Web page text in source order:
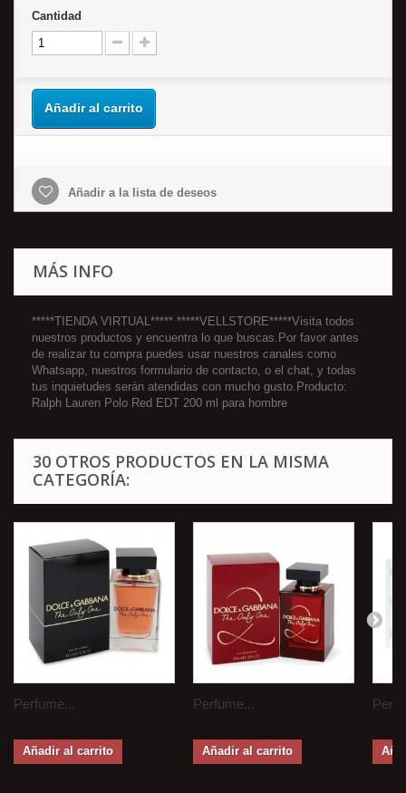
Cantidad
Añadir al carrito
Añadir a la lista de deseos
MÁS INFO
*****TIENDA VIRTUAL***** *****VELLSTORE*****Visita todos
nuestros productos y encuentra lo que buscas.Por favor antes
de realizar tu compra puedes usar nuestros canales como
Whatsapp, nuestros formulario de contacto, o el chat, y todas
tus inquietudes serán atendidas con mucho gusto.Producto:
Ralph Lauren Polo Red EDT 200 ml para hombre
30 OTROS PRODUCTOS EN LA MISMA
CATEGORÍA:
Perfume...
Añadir al carrito
Perfume...
Añadir al carrito